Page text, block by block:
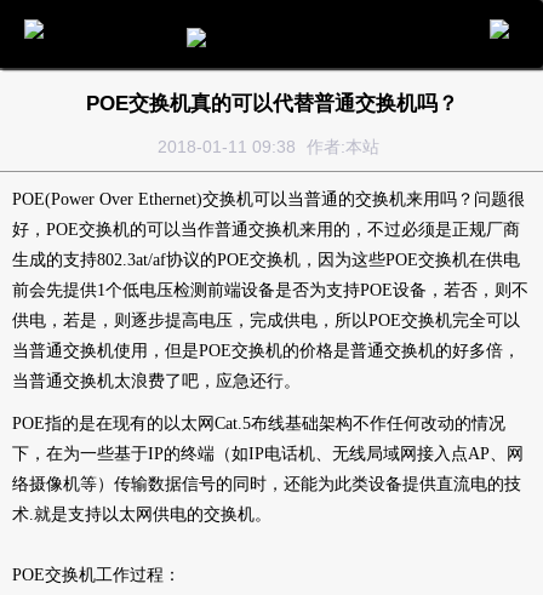
POE交换机真的可以代替普通交换机吗？
2018-01-11 09:38 作者:本站
POE(Power Over Ethernet)交换机可以当普通的交换机来用吗？问题很
好， POE交换机的可以当作普通交换机来用的，不过必须是正规厂商
生成的支持802.3at/af协议的POE交换机，因为这些POE交换机在供电
前会先提供1个低电压检测前端设备是否为支持POE设备，若否，则不
供电，若是，则逐步提高电压，完成供电，所以POE交换机完全可以
当普通交换机使用，但是POE交换机的价格是普通交换机的好多倍，
当普通交换机太浪费了吧，应急还行。
POE指的是在现有的以太网Cat.5布线基础架构不作任何改动的情况
下，在为一些基于IP的终端（如IP电话机、无线局域网接入点AP、网
络摄像机等）传输数据信号的同时，还能为此类设备提供直流电的技
术.就是支持以太网供电的交换机。
POE交换机工作过程：
电话 留言